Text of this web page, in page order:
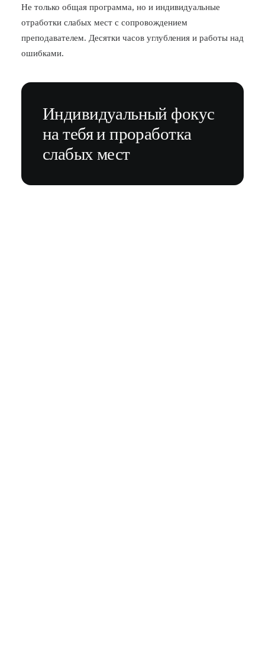
Не только общая программа, но и индивидуальные
отработки слабых мест с сопровождением
преподавателем. Десятки часов углубления и работы над
ошибками.
Индивидуальный фокус
на тебя и проработка
слабых мест